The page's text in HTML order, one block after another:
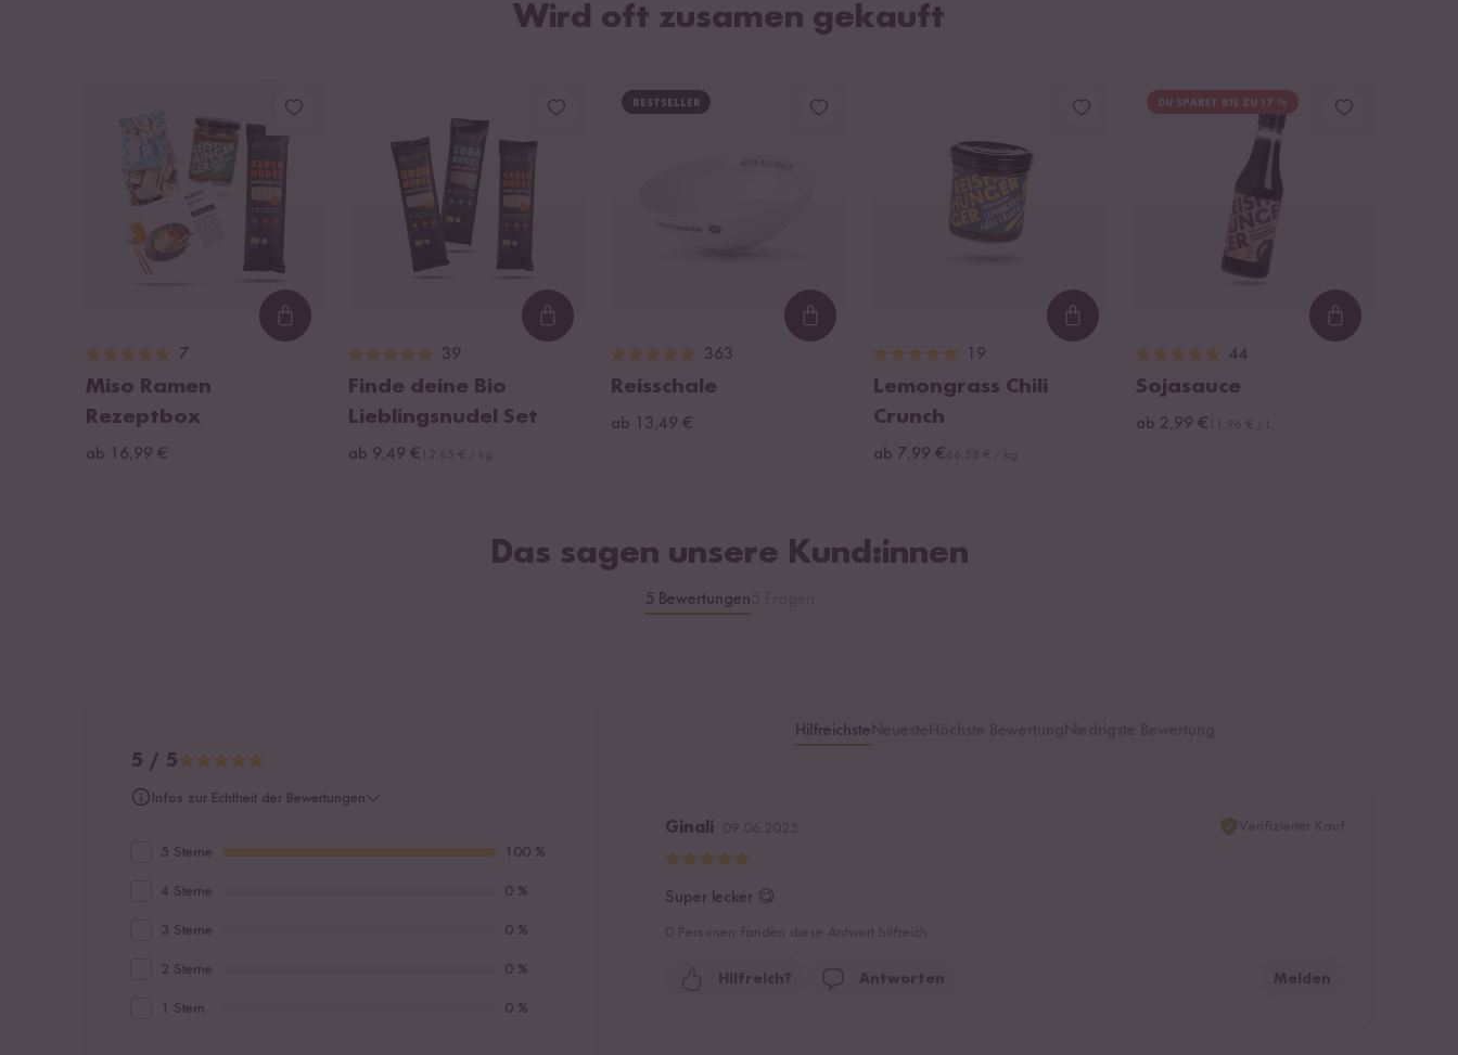
Wird oft zusamen gekauft
Loading...
7
Miso Ramen
Rezeptbox
ab 16,99 €
Loading...
39
Finde deine Bio
Lieblingsnudel Set
ab 9,49 €
BESTSELLER
Loading...
363
Reisschale
ab 13,49 €
Loading...
19
Lemongrass Chili
Crunch
ab 7,99 €
DU SPARST BIS ZU 17 %
Loading...
44
Sojasauce
ab 2,99 €
Das sagen unsere Kund:innen
5 Bewertungen
5 / 5
Infos zur Echtheit der Bewertungen
5 Sterne 100 %
4 Sterne 0 %
3 Sterne 0 %
2 Sterne 0 %
1 Stern 0 %
Hilfreichste
Ginali
Super lecker 😋
Hilfreich? Antworten Melden